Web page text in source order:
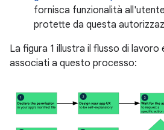
fornisca funzionalità
protette da questa
La figura 1 illustra il flusso di lavoro
associati a questo processo: